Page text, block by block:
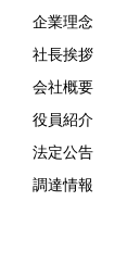
企業理念
社長挨拶
会社概要
役員紹介
法定公告
調達情報